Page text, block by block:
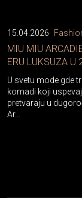
15.04.2026
MIU MIU
ERU LUKSUZA U
U svetu mode gde
komadi koji
pretvaraju u
Ar...